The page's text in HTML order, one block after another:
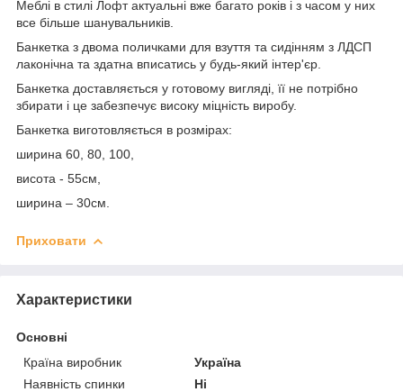
Меблі в стилі Лофт актуальні вже багато років і з часом у них
все більше шанувальників.
Банкетка з двома поличками для взуття та сидінням з ЛДСП
лаконічна та здатна вписатись у будь-який інтер'єр.
Банкетка доставляється у готовому вигляді, її не потрібно
збирати і це забезпечує високу міцність виробу.
Банкетка виготовляється в розмірах:
ширина 60, 80, 100,
висота - 55см,
ширина – 30см.
Приховати
Характеристики
Основні
Країна виробник
Україна
Наявність спинки
Ні